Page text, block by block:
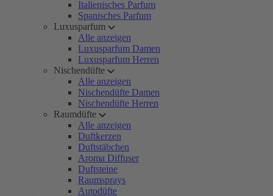
Italienisches Parfum
Spanisches Parfum
Luxusparfum
Alle anzeigen
Luxusparfum Damen
Luxusparfum Herren
Nischendüfte
Alle anzeigen
Nischendüfte Damen
Nischendüfte Herren
Raumdüfte
Alle anzeigen
Duftkerzen
Duftstäbchen
Aroma Diffuser
Duftsteine
Raumsprays
Autodüfte